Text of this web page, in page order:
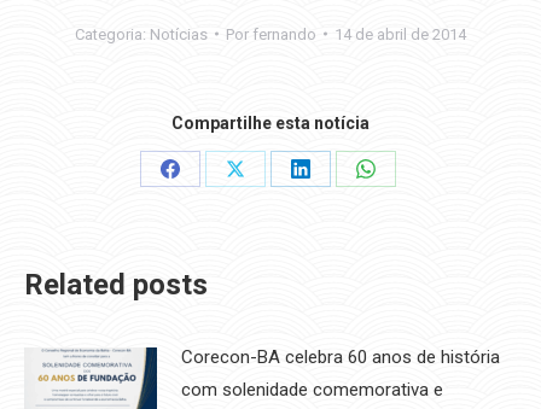
Categoria: Notícias Por fernando 14 de abril de 2014
Compartilhe esta notícia
Share
Share
Share
Share
Related posts
Corecon-BA celebra 60 anos de história
com solenidade comemorativa e